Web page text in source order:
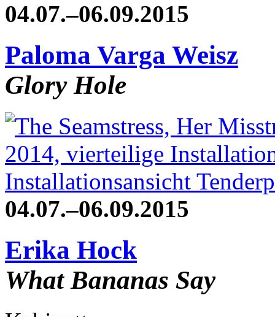
04.07.–06.09.2015
Paloma Varga Weisz
Glory Hole
04.07.–06.09.2015
Erika Hock
What Bananas Say